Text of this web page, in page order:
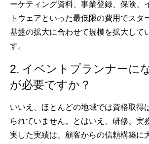
ーケティング資料、事業登録、保険、
トウェアといった最低限の費用でスタ
基盤の拡大に合わせて規模を拡大して
す。
2. イベントプランナーに
が必要ですか？
いいえ、ほとんどの地域では資格取得
られていません。とはいえ、研修、実
実した実績は、顧客からの信頼構築に